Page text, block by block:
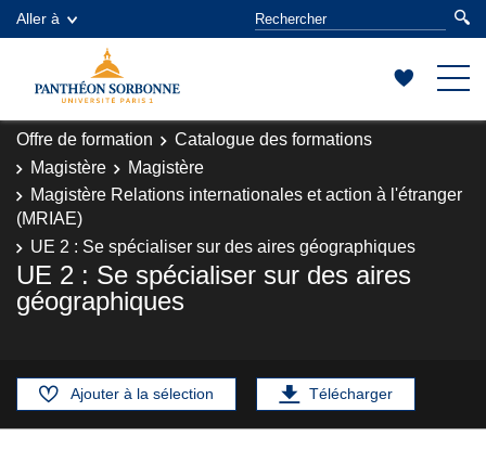
Aller à
Offre de formation
Catalogue des formations
Magistère
Magistère
Magistère Relations internationales et action à l'étranger
(MRIAE)
UE 2 : Se spécialiser sur des aires géographiques
UE 2 : Se spécialiser sur des aires
géographiques
Ajouter à la sélection Télécharger